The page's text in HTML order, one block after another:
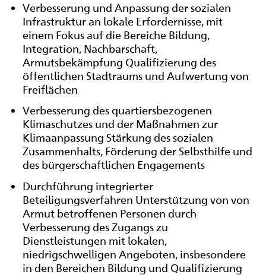
Verbesserung und Anpassung der sozialen
Infrastruktur an lokale Erfordernisse, mit
einem Fokus auf die Bereiche Bildung,
Integration, Nachbarschaft,
Armutsbekämpfung Qualifizierung des
öffentlichen Stadtraums und Aufwertung von
Freiflächen
Verbesserung des quartiersbezogenen
Klimaschutzes und der Maßnahmen zur
Klimaanpassung Stärkung des sozialen
Zusammenhalts, Förderung der Selbsthilfe und
des bürgerschaftlichen Engagements
Durchführung integrierter
Beteiligungsverfahren Unterstützung von von
Armut betroffenen Personen durch
Verbesserung des Zugangs zu
Dienstleistungen mit lokalen,
niedrigschwelligen Angeboten, insbesondere
in den Bereichen Bildung und Qualifizierung